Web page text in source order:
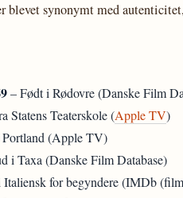
blevet synonymt med
– Født i Rødovre (Danske Film
Statens Teaterskole (Apple TV)
(Apple TV)
i Taxa (Danske Film Database)
for begyndere (IMDb